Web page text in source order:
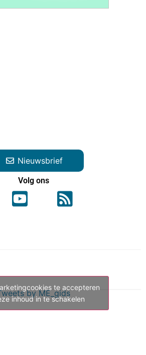
Nieuwsbrief
Volg ons
by ME_gids
te accepteren
inhoud in te schakelen